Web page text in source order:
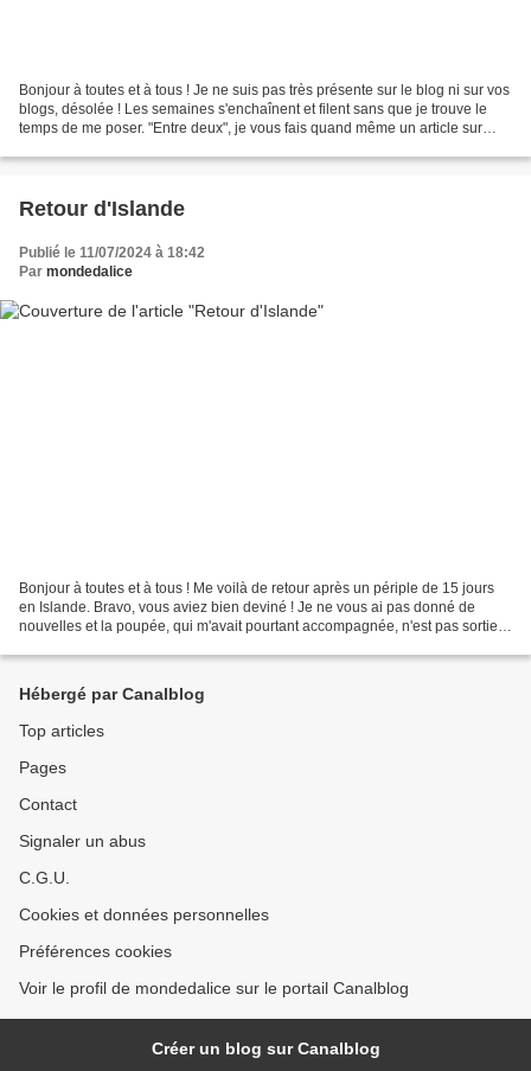
Bonjour à toutes et à tous ! Je ne suis pas très présente sur le blog ni sur vos
blogs, désolée ! Les semaines s'enchaînent et filent sans que je trouve le
temps de me poser. "Entre deux", je vous fais quand même un article sur
Retour d'Islande
Publié le 11/07/2024 à 18:42
Par mondedalice
Bonjour à toutes et à tous ! Me voilà de retour après un périple de 15 jours
en Islande. Bravo, vous aviez bien deviné ! Je ne vous ai pas donné de
nouvelles et la poupée, qui m'avait pourtant accompagnée, n'est pas sortie
Hébergé par Canalblog
Top articles
Pages
Contact
Signaler un abus
C.G.U.
Cookies et données personnelles
Préférences cookies
Voir le profil de mondedalice sur le portail Canalblog
Créer un blog sur Canalblog